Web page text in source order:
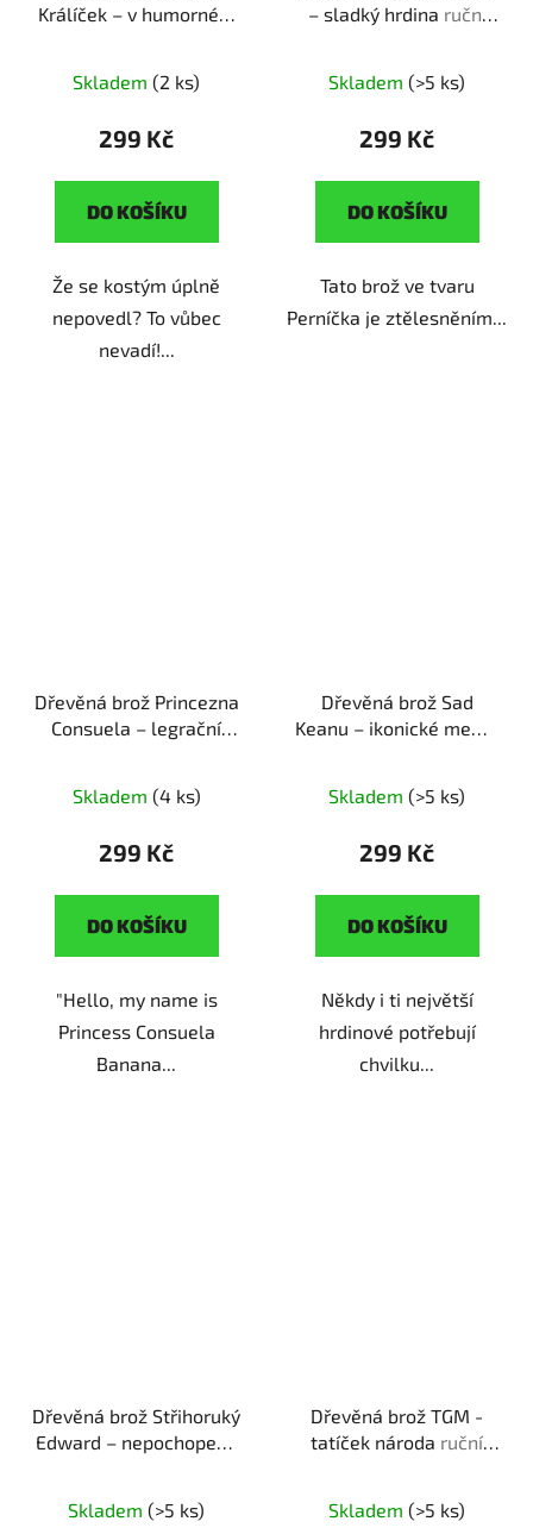
Králíček – v humorném
vtipálky
Skladem (2 ks)
299 Kč
DO KOŠÍKU
Že se kostým úplně
nepovedl? To vůbec
nevadí!...
– sladký hrdina ruční
animovaných pohádek
Skladem (>5 ks)
299 Kč
DO KOŠÍKU
Tato brož ve tvaru
Perníčka je ztělesněním...
Dřevěná brož Princezna
Consuela – legrační
fanoušky seriálu
Skladem (4 ks)
299 Kč
DO KOŠÍKU
"Hello, my name is
Princess Consuela
Banana...
Dřevěná brož Sad
Keanu – ikonické meme
memů
Skladem (>5 ks)
299 Kč
DO KOŠÍKU
Někdy i ti největší
hrdinové potřebují
chvilku...
Dřevěná brož Střihoruký
Edward – nepochopený
romantické duše
Skladem (>5 ks)
Dřevěná brož TGM -
tatíček národa ruční
historie
Skladem (>5 ks)